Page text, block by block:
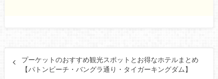
プーケットのおすすめ観光スポットとお得なホテルまとめ
【パトンビーチ・バングラ通り・タイガーキングダム】